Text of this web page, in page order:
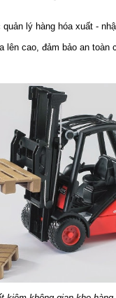
lý hàng hóa xuất -
lên cao, đảm bảo an